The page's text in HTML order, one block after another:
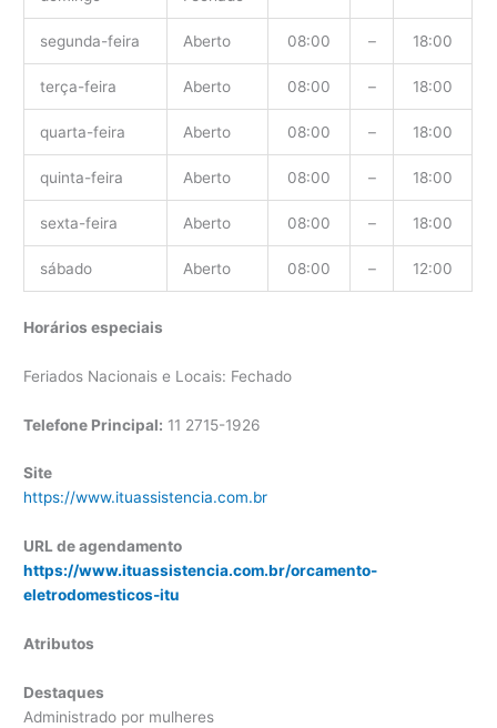
segunda-feira Aberto 08:00 – 18:00
terça-feira Aberto 08:00 – 18:00
quarta-feira Aberto 08:00 – 18:00
quinta-feira Aberto 08:00 – 18:00
sexta-feira Aberto 08:00 – 18:00
sábado Aberto 08:00 – 12:00
Horários especiais
Feriados Nacionais e Locais: Fechado
Telefone Principal: 11 2715-1926
Site
https://www.ituassistencia.com.br
URL de agendamento
https://www.ituassistencia.com.br/orcamento-
eletrodomesticos-itu
Atributos
Destaques
Administrado por mulheres